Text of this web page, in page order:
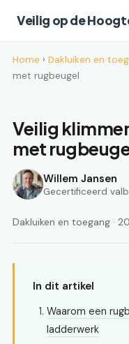
Veilig op de
Home › Dakluiken en
met rugbeugel
Veilig
met
Willem Jansen
Gecertificeerd
Dakluiken en toegang ·
In dit artikel
Waarom een
ladderwerk